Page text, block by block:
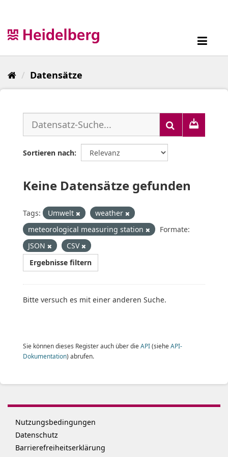
Datensätze
Sortieren nach
Keine Datensätze gefunden
Tags: Umwelt
weather
meteorological measuring station
Formate:
JSON
CSV
Ergebnisse filtern
Bitte versuch es mit einer anderen Suche.
Sie können dieses Register auch über die API(siehe API-
Dokumentation) abrufen.
Nutzungsbedingungen
Datenschutz
Barrierefreiheitserklärung